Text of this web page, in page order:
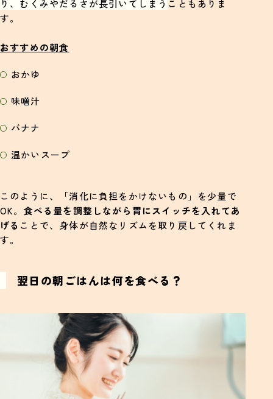
り、むくみやだるさが長引いてしまう こともありま
す。
おすすめの朝食
おかゆ
味噌汁
バナナ
温かいスープ
このように、「消化に負担をかけないもの」を少量で
OK。 食べる量を調整しながら胃にスイッチを入れてあ
げる ことで、身体が自然なリズムを取り戻してくれま
す。
翌日の朝ごはんは何を食べる？